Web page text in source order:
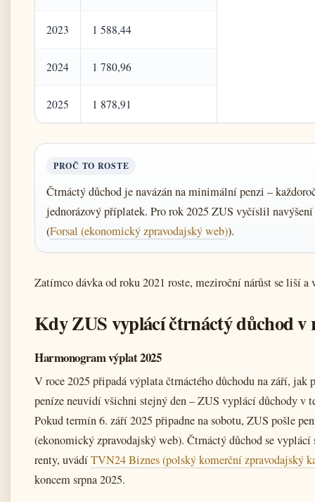
2023 1 588,44
2024 1 780,96
2025 1 878,91
PROČ TO ROSTE
Čtrnáctý důchod je navázán na minimální penzi –
jednorázový příplatek. Pro rok 2025 ZUS vyčíslil
(Forsal (ekonomický zpravodajský web)).
Zatímco dávka od roku 2021 roste, meziroční nárůst se liší a
Kdy ZUS vyplácí čtrnáctý důchod v
Harmonogram výplat 2025
V roce 2025 připadá výplata čtrnáctého důchodu na září,
peníze neuvidí všichni stejný den – ZUS vyplácí důchody v
Pokud termín 6. září 2025 připadne na sobotu, ZUS pošle
(ekonomický zpravodajský web). Čtrnáctý důchod se
renty, uvádíTVN24 Biznes (polský komerční zpravodajský
koncem srpna 2025.